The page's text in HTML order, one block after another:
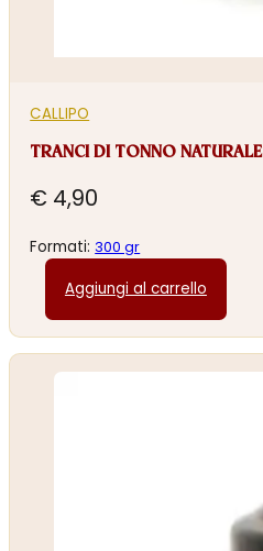
CALLIPO
TRANCI DI TONNO
€ 4,90
Formati:300 gr
Aggiungi al carrello